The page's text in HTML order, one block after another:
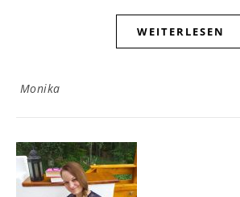
WEITERLESEN
Monika